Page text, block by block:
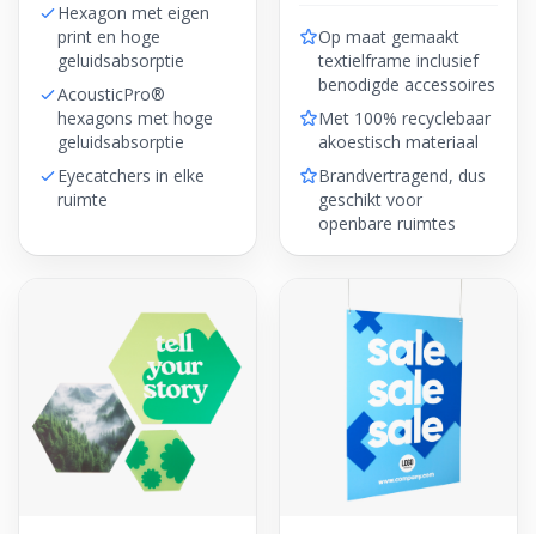
Hexagon met eigen
print en hoge
geluidsabsorptie
AcousticPro®
hexagons met hoge
geluidsabsorptie
Eyecatchers in elke
ruimte
Op maat gemaakt
textielframe inclusief
benodigde accessoires
Met 100% recyclebaar
akoestisch materiaal
Brandvertragend, dus
geschikt voor
openbare ruimtes